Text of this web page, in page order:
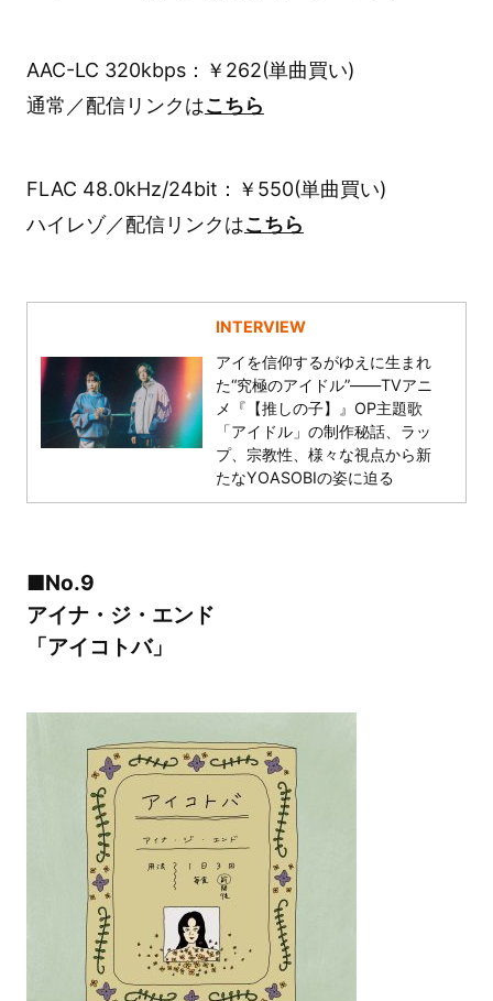
AAC-LC 320kbps：￥262(単曲買い)
通常／配信リンクはこちら
FLAC 48.0kHz/24bit：￥550(単曲買い)
ハイレゾ／配信リンクはこちら
INTERVIEW
アイを信仰するがゆえに生まれ
た“究極のアイドル”――TVアニ
メ『【推しの子】』OP主題歌
「アイドル」の制作秘話、ラッ
プ、宗教性、様々な視点から新
たなYOASOBIの姿に迫る
■No.9
アイナ・ジ・エンド
「アイコトバ」